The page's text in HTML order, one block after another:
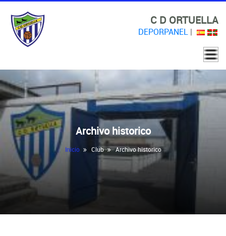
C D ORTUELLA
DEPORPANEL |
Archivo historico
Inicio Club Archivo historico